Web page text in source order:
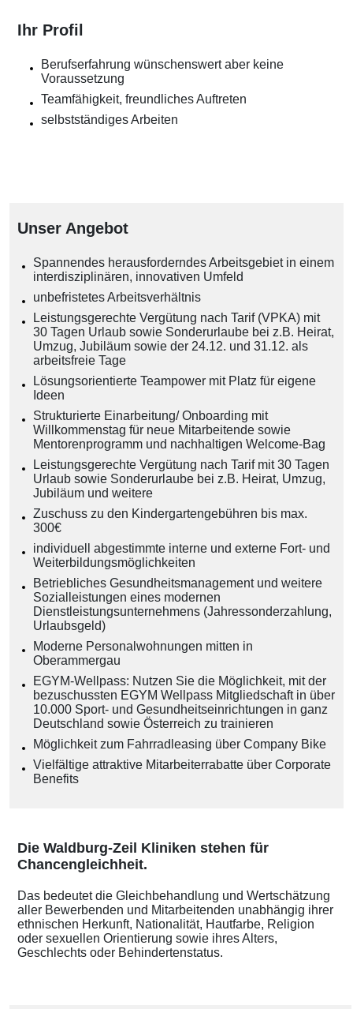
Ihr Profil
Berufserfahrung wünschenswert aber keine
Voraussetzung
Teamfähigkeit, freundliches Auftreten
selbstständiges Arbeiten
Unser Angebot
Spannendes herausforderndes Arbeitsgebiet in einem
interdisziplinären, innovativen Umfeld
unbefristetes Arbeitsverhältnis
Leistungsgerechte Vergütung nach Tarif (VPKA) mit
30 Tagen Urlaub sowie Sonderurlaube bei z.B. Heirat,
Umzug, Jubiläum sowie der 24.12. und 31.12. als
arbeitsfreie Tage
Lösungsorientierte Teampower mit Platz für eigene
Ideen
Strukturierte Einarbeitung/ Onboarding mit
Willkommenstag für neue Mitarbeitende sowie
Mentorenprogramm und nachhaltigen Welcome-Bag
Leistungsgerechte Vergütung nach Tarif mit 30 Tagen
Urlaub sowie Sonderurlaube bei z.B. Heirat, Umzug,
Jubiläum und weitere
Zuschuss zu den Kindergartengebühren bis max.
300€
individuell abgestimmte interne und externe Fort- und
Weiterbildungsmöglichkeiten
Betriebliches Gesundheitsmanagement und weitere
Sozialleistungen eines modernen
Dienstleistungsunternehmens (Jahressonderzahlung,
Urlaubsgeld)
Moderne Personalwohnungen mitten in
Oberammergau
EGYM-Wellpass: Nutzen Sie die Möglichkeit, mit der
bezuschussten EGYM Wellpass Mitgliedschaft in über
10.000 Sport- und Gesundheitseinrichtungen in ganz
Deutschland sowie Österreich zu trainieren
Möglichkeit zum Fahrradleasing über Company Bike
Vielfältige attraktive Mitarbeiterrabatte über Corporate
Benefits
Die Waldburg-Zeil Kliniken stehen für
Chancengleichheit.
Das bedeutet die Gleichbehandlung und Wertschätzung
aller Bewerbenden und Mitarbeitenden unabhängig ihrer
ethnischen Herkunft, Nationalität, Hautfarbe, Religion
oder sexuellen Orientierung sowie ihres Alters,
Geschlechts oder Behindertenstatus.